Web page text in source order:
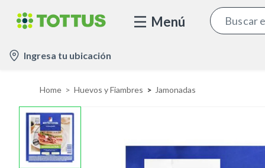
Menú
Ingresa tu ubicación
Home Huevos y Fiambres Jamonadas